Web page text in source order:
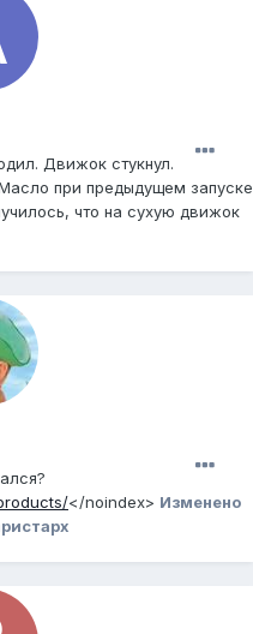
Движок стукнул.
при предыдущем запуске
что на сухую движок
</noindex> Изменено